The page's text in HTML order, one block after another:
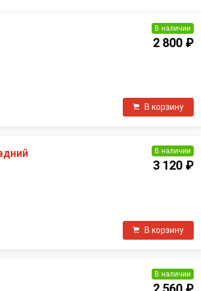
В наличии
2 800 ₽
В корзину
В наличии
3 120 ₽
В корзину
В наличии